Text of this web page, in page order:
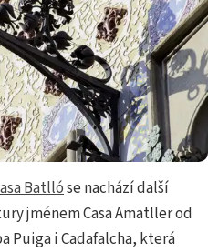
Batllóse nachází další
jménem Casa Amatller od
Puiga i Cadafalcha, která